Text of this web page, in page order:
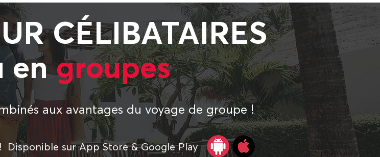
CÉLIBATAIRES
engroupes
aux avantages du voyage de groupe !
Disponible sur App Store & Google Play